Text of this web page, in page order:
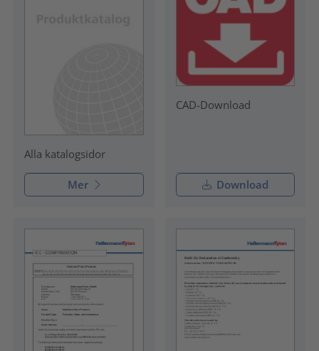
Alla katalogsidor
Mer
CAD-Download
Download